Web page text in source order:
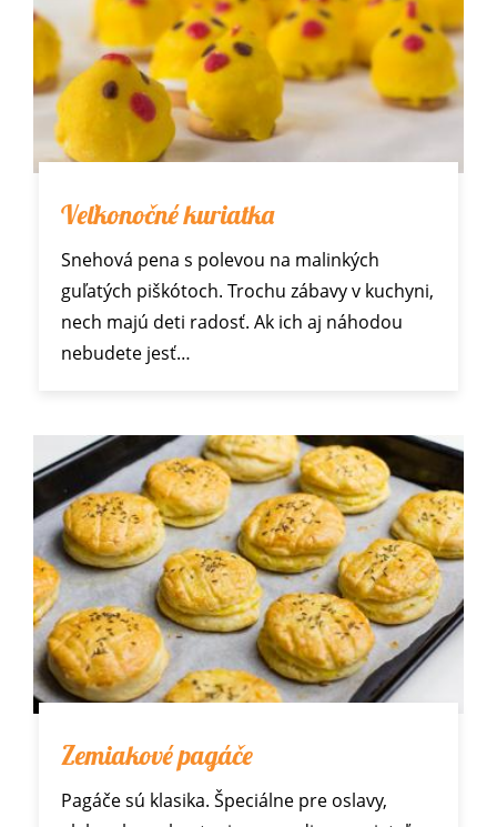
Veľkonočné kuriatka
Snehová pena s polevou na malinkých
guľatých piškótoch. Trochu zábavy v kuchyni,
nech majú deti radosť. Ak ich aj náhodou
nebudete jesť…
Zemiakové pagáče
Pagáče sú klasika. Špeciálne pre oslavy,